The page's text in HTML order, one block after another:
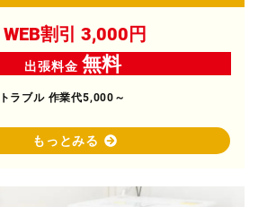
WEB割引 3,000円
出張料金 無料
ラブル 作業代5,000～
もっとみる